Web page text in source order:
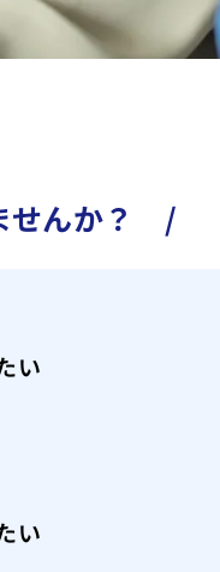
せんか？ /
い
い